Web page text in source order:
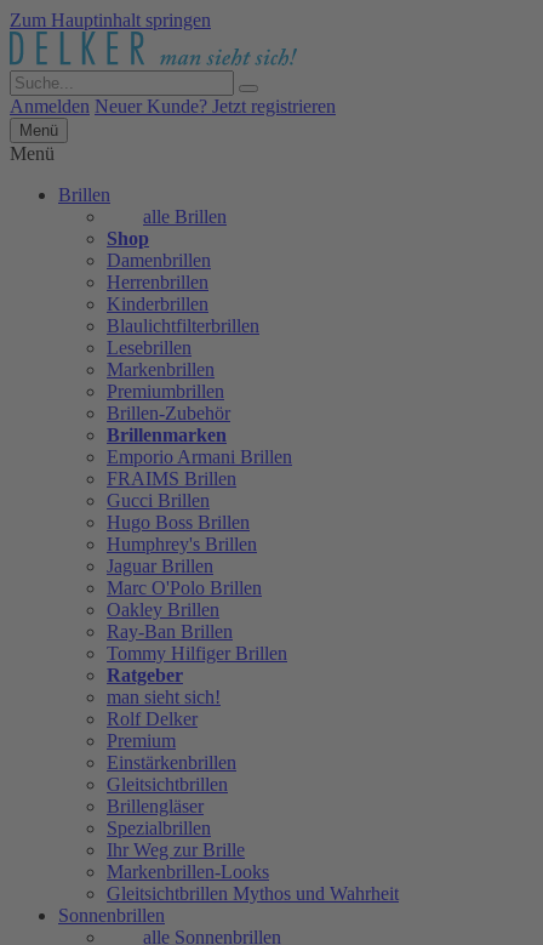
Zum Hauptinhalt springen
Anmelden Neuer Kunde? Jetzt registrieren
Menü
Menü
Brillen
alle Brillen
Shop
Damenbrillen
Herrenbrillen
Kinderbrillen
Blaulichtfilterbrillen
Lesebrillen
Markenbrillen
Premiumbrillen
Brillen-Zubehör
Brillenmarken
Emporio Armani Brillen
FRAIMS Brillen
Gucci Brillen
Hugo Boss Brillen
Humphrey's Brillen
Jaguar Brillen
Marc O'Polo Brillen
Oakley Brillen
Ray-Ban Brillen
Tommy Hilfiger Brillen
Ratgeber
man sieht sich!
Rolf Delker
Premium
Einstärkenbrillen
Gleitsichtbrillen
Brillengläser
Spezialbrillen
Ihr Weg zur Brille
Markenbrillen-Looks
Gleitsichtbrillen Mythos und Wahrheit
Sonnenbrillen
alle Sonnenbrillen